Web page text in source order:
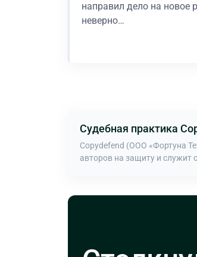
направил дело на новое
неверно…
Судебная практика
Copydefend (ООО «Фортуна
авторов на защиту и служит